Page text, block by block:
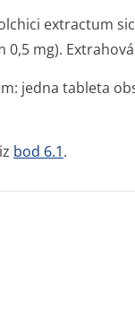
extractum
0,5 mg).
jedna tableta
bod 6.1.